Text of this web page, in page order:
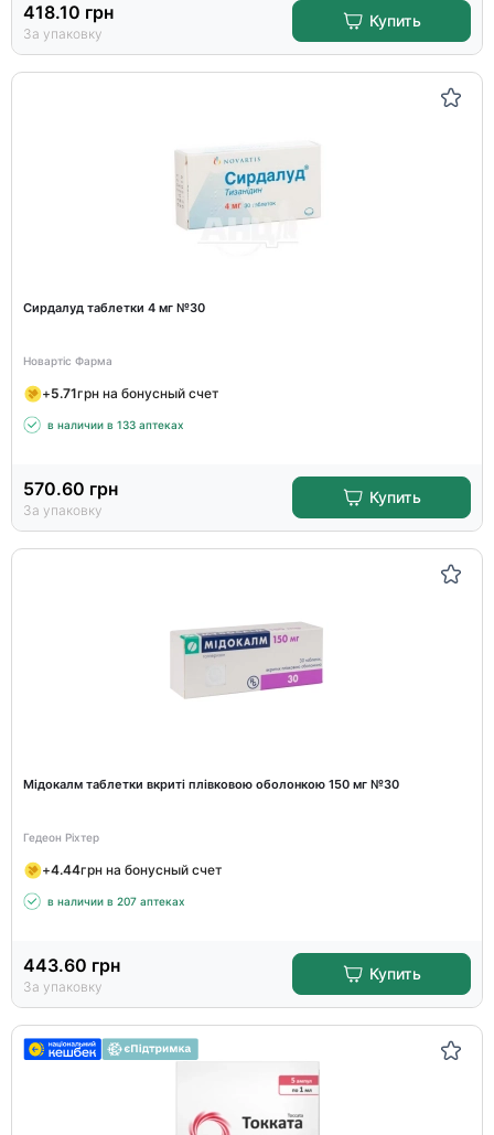
418.10 грн
За упаковку
Купить
Сирдалуд таблетки 4 мг №30
Новартіс Фарма
+5.71грн на бонусный счет
в наличии в 133 аптеках
570.60 грн
За упаковку
Купить
Мідокалм таблетки вкриті плівковою оболонкою 150 мг №30
Гедеон Ріхтер
+4.44грн на бонусный счет
в наличии в 207 аптеках
443.60 грн
За упаковку
Купить